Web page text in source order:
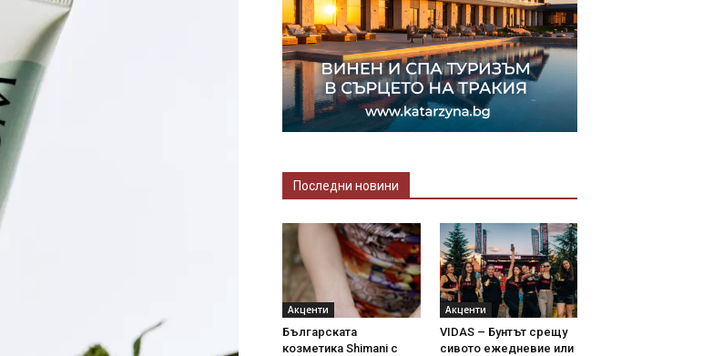
Последни новини
Акценти
Българската
козметика Shimani с
Акценти
VIDAS – Бунтът срещу
сивото ежедневие или